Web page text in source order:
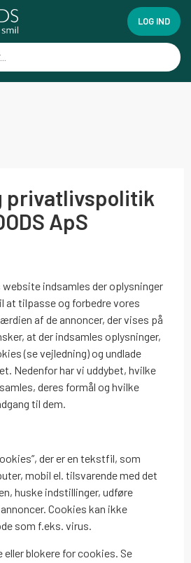
LOG IND
privatlivspolitik
ApS
website indsamles der oplysninger
at tilpasse og forbedre vores
af de annoncer, der vises på
at der indsamles oplysninger,
(se vejledning) og undlade
Nedenfor har vi uddybet, hvilke
deres formål og hvilke
til dem.
der er en tekstfil, som
mobil el. tilsvarende med det
huske indstillinger, udføre
Cookies kan ikke
som f.eks. virus.
blokere for cookies. Se